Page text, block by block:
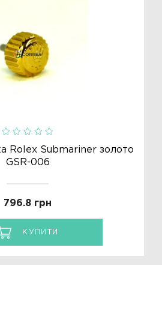
Rolex Submariner золото
GSR-006
796.8 грн
КУПИТИ